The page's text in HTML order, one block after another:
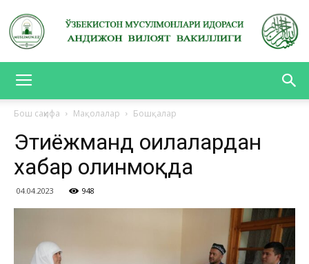
ВИЛОЯТ
ВАКИЛЛИГИ
Бош саҳифа Мақолалар Бошқалар
Эҳтиёжманд оилалардан
хабар олинмоқда
04.04.2023 948